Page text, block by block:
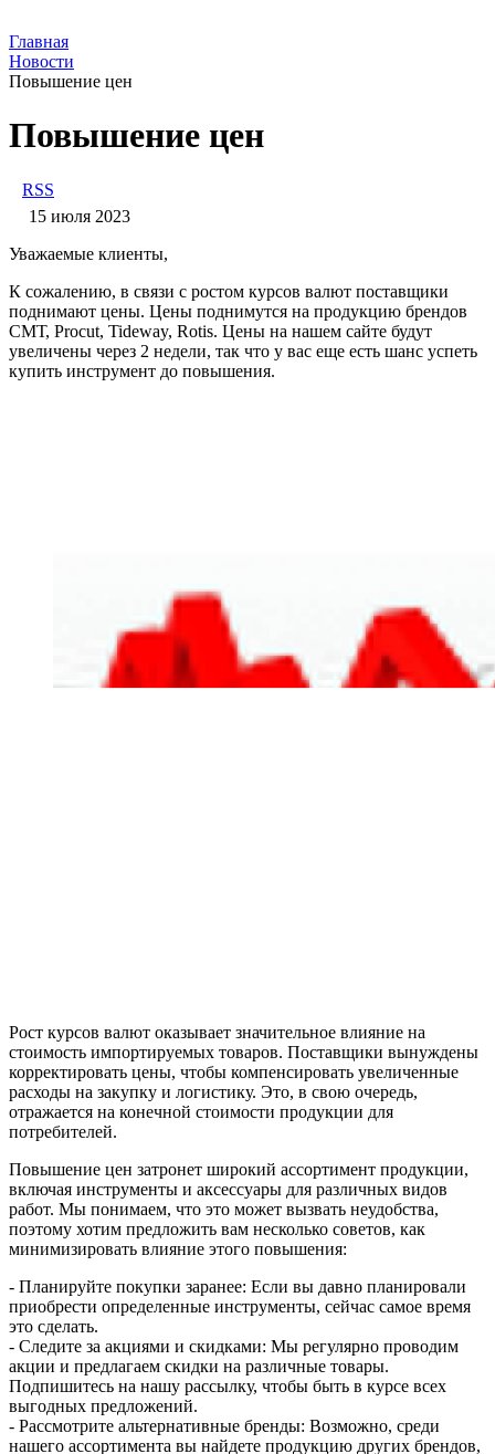
Главная
Новости
Повышение цен
Повышение цен
RSS
15 июля 2023
Уважаемые клиенты,
К сожалению, в связи с ростом курсов валют поставщики
поднимают цены. Цены поднимутся на продукцию брендов
СМТ, Procut, Tideway, Rotis. Цены на нашем сайте будут
увеличены через 2 недели, так что у вас еще есть шанс успеть
купить инструмент до повышения.
Рост курсов валют оказывает значительное влияние на
стоимость импортируемых товаров. Поставщики вынуждены
корректировать цены, чтобы компенсировать увеличенные
расходы на закупку и логистику. Это, в свою очередь,
отражается на конечной стоимости продукции для
потребителей.
Повышение цен затронет широкий ассортимент продукции,
включая инструменты и аксессуары для различных видов
работ. Мы понимаем, что это может вызвать неудобства,
поэтому хотим предложить вам несколько советов, как
минимизировать влияние этого повышения:
- Планируйте покупки заранее: Если вы давно планировали
приобрести определенные инструменты, сейчас самое время
это сделать.
- Следите за акциями и скидками: Мы регулярно проводим
акции и предлагаем скидки на различные товары.
Подпишитесь на нашу рассылку, чтобы быть в курсе всех
выгодных предложений.
- Рассмотрите альтернативные бренды: Возможно, среди
нашего ассортимента вы найдете продукцию других брендов,